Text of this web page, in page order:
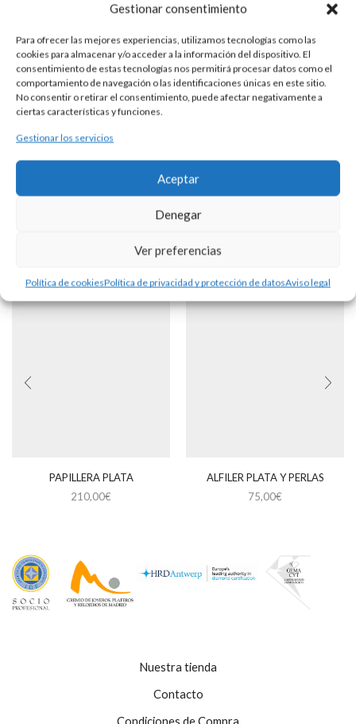
Gestionar consentimiento
Para ofrecer las mejores experiencias, utilizamos tecnologías como las
cookies para almacenar y/o acceder a la información del dispositivo. El
consentimiento de estas tecnologías nos permitirá procesar datos como el
comportamiento de navegación o las identificaciones únicas en este sitio.
No consentir o retirar el consentimiento, puede afectar negativamente a
ciertas características y funciones.
Gestionar los servicios
Aceptar
Denegar
Ver preferencias
Política de cookiesPolítica de privacidad y protección de datosAviso legal
SONAJERO PLATA NIÑA
DESCRIPCIÓN
Sonajero realizado en plata con forma de niña y mango.
PAPILLERA PLATA
210,00€
ALFILER PLATA Y PERLAS
75,00€
Nuestra tienda
Contacto
Condiciones de Compra